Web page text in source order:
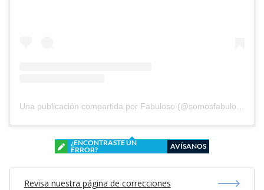
Una publicación compartida por Fabuloso (@somosfabuloso)
¿ENCONTRASTE UN
ERROR?
AVÍSANOS
Revisa nuestra página de correcciones